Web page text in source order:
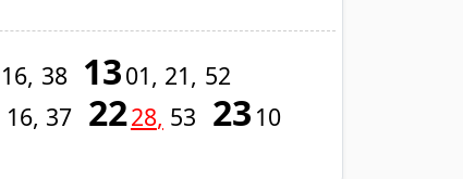
16 38 1301 21 52
16 37 2228 53 23 10